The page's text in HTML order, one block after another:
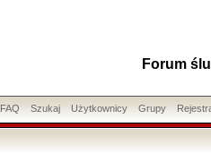
Forum
FAQ Szukaj Użytkownicy Grupy